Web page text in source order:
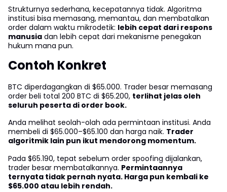
Strukturnya sederhana, kecepatannya tidak. Algoritma
institusi bisa memasang, memantau, dan membatalkan
order dalam waktu mikrodetik: lebih cepat dari respons
manusia dan lebih cepat dari mekanisme penegakan
hukum mana pun.
Contoh Konkret
BTC diperdagangkan di $65.000. Trader besar memasang
order beli total 200 BTC di $65.200, terlihat jelas oleh
seluruh peserta di order book.
Anda melihat seolah-olah ada permintaan institusi. Anda
membeli di $65.000–$65.100 dan harga naik. Trader
algoritmik lain pun ikut mendorong momentum.
Pada $65.190, tepat sebelum order spoofing dijalankan,
trader besar membatalkannya. Permintaannya
ternyata tidak pernah nyata. Harga pun kembali ke
$65.000 atau lebih rendah.